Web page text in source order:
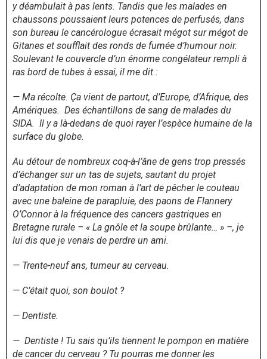
y déambulait à pas lents. Tandis que les malades en
chaussons poussaient leurs potences de perfusés, dans
son bureau le cancérologue écrasait mégot sur mégot de
Gitanes et soufflait des ronds de fumée d’humour noir.
Soulevant le couvercle d’un énorme congélateur rempli à
ras bord de tubes à essai, il me dit :
— Ma récolte. Ça vient de partout, d’Europe, d’Afrique, des
Amériques. Des échantillons de sang de malades du
SIDA. Il y a là-dedans de quoi rayer l’espèce humaine de la
surface du globe.
Au détour de nombreux coq-à-l’âne de gens trop pressés
d’échanger sur un tas de sujets, sautant du projet
d’adaptation de mon roman à l’art de pêcher le couteau
avec une baleine de parapluie, des paons de Flannery
O’Connor à la fréquence des cancers gastriques en
Bretagne rurale – « La gnôle et la soupe brûlante… » –, je
lui dis que je venais de perdre un ami.
— Trente-neuf ans, tumeur au cerveau.
— C’était quoi, son boulot ?
— Dentiste.
— Dentiste ! Tu sais qu’ils tiennent le pompon en matière
de cancer du cerveau ? Tu pourras me donner les